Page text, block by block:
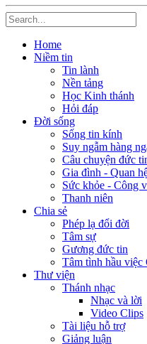
Home
Niềm tin
Tin lành
Nền tảng
Học Kinh thánh
Hỏi đáp
Đời sống
Sống tin kính
Suy ngẫm hàng
Câu chuyện đức
Gia đình - Quan
Sức khỏe - Công
Thanh niên
Chia sẻ
Phép lạ đổi đời
Tâm sự
Gương đức tin
Tâm tình hầu việc
Thư viện
Thánh nhạc
Nhạc và lời
Video Clips
Tài liệu hỗ trợ
Giảng luận